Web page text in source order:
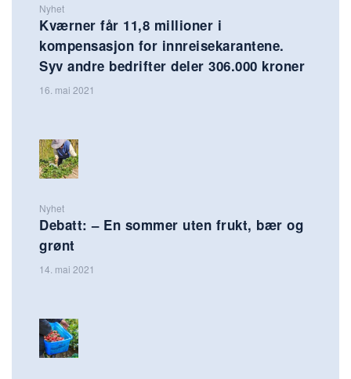
Nyhet
Kværner får 11,8 millioner i
kompensasjon for innreisekarantene.
Syv andre bedrifter deler 306.000 kroner
16. mai 2021
Nyhet
Debatt: – En sommer uten frukt, bær og
grønt
14. mai 2021